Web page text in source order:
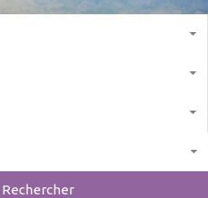
Rechercher